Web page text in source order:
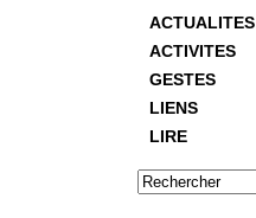
ACTUALITES
ACTIVITES
GESTES
LIENS
LIRE